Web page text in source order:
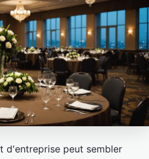
d'entreprise peut sembler